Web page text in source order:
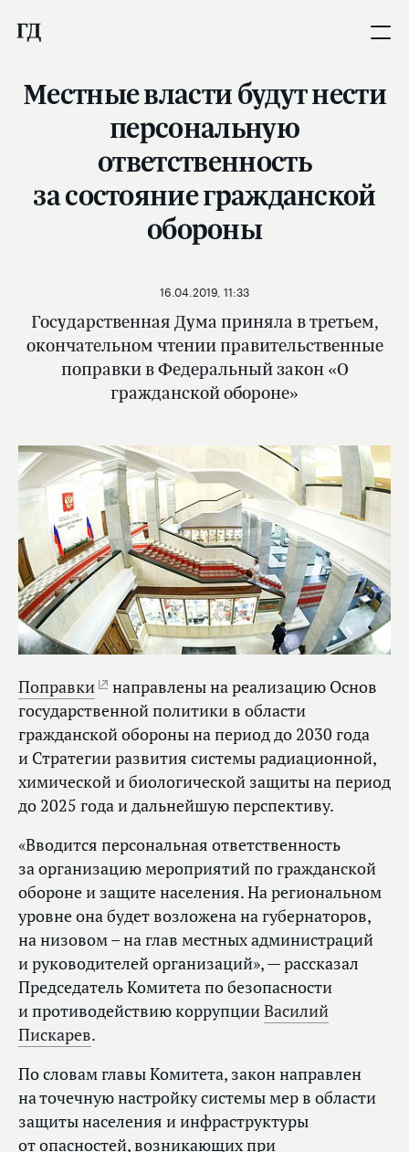
Местные власти будут нести
персональную
ответственность
за состояние гражданской
обороны
Государственная Дума приняла в третьем,
окончательном чтении правительственные
поправки в Федеральный закон «О
гражданской обороне»
16.04.2019, 11:33
Поправки
направлены на реализацию Основ
государственной политики в области
гражданской обороны на период до 2030 года
и Стратегии развития системы радиационной,
химической и биологической защиты на период
до 2025 года и дальнейшую перспективу.
«Вводится персональная ответственность
за организацию мероприятий по гражданской
обороне и защите населения. На региональном
уровне она будет возложена на губернаторов,
на низовом – на глав местных администраций
и руководителей организаций», — рассказал
Председатель Комитета по безопасности
и противодействию коррупцииВасилий
Пискарев.
По словам главы Комитета, закон направлен
на точечную настройку системы мер в области
защиты населения и инфраструктуры
от опасностей, возникающих при